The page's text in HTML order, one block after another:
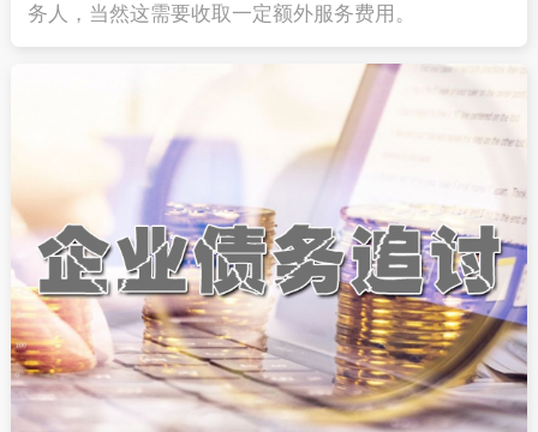
务人，当然这需要收取一定额外服务费用。